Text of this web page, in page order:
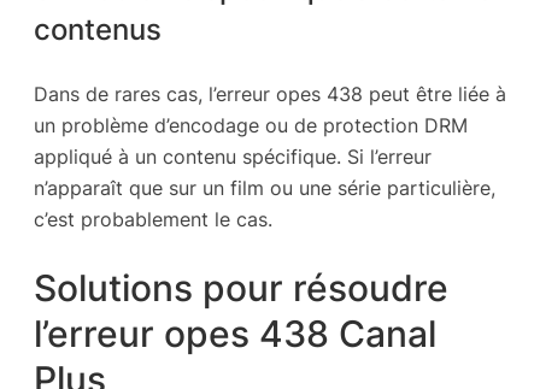
contenus
Dans de rares cas, l’erreur opes 438 peut être liée à
un problème d’encodage ou de protection DRM
appliqué à un contenu spécifique. Si l’erreur
n’apparaît que sur un film ou une série particulière,
c’est probablement le cas.
Solutions pour résoudre
l’erreur opes 438 Canal
Plus